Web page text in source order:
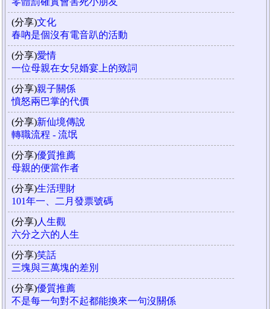
(分享)文化
春吶是個沒有電音趴的活動
(分享)愛情
一位母親在女兒婚宴上的致詞
(分享)親子關係
憤怒兩巴掌的代價
(分享)新仙境傳說
轉職流程 - 流氓
(分享)優質推薦
母親的便當作者
(分享)生活理財
101年一、二月發票號碼
(分享)人生觀
六分之六的人生
(分享)笑話
三塊與三萬塊的差別
(分享)優質推薦
不是每一句對不起都能換來一句沒關係